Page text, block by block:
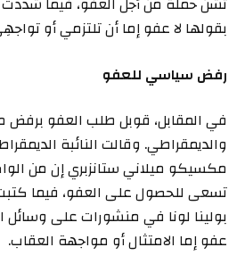
بقولها لا عفو إما أن تلتزمي أو
رفض سياسي للعفو
في المقابل، قوبل طلب العفو برفض
والديمقراطي. وقالت النائبة
مكسيكو ميلاني ستانزبري إن من
تسعى للحصول على العفو، فيما كتبت
بولينا لونا في منشورات على وسائل
عفو إما الامتثال أو مواجهة العقاب.